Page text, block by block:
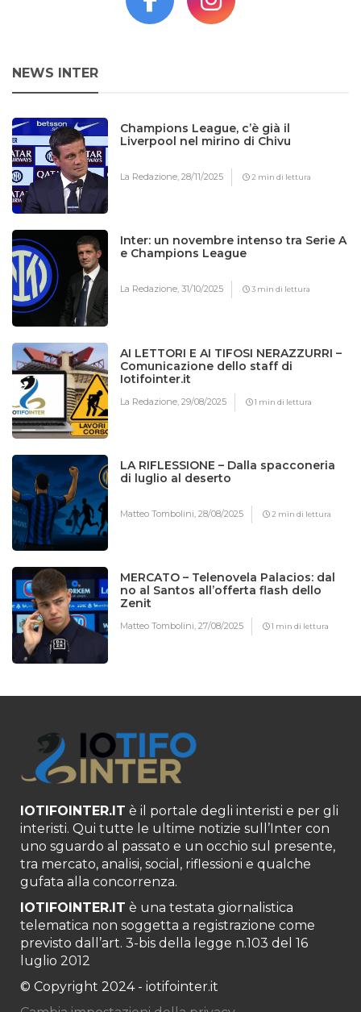
NEWS INTER
Champions League, c’è già il
Liverpool nel mirino di Chivu
La Redazione,28/11/2025 2 min di lettura
Inter: un novembre intenso tra Serie A
e Champions League
La Redazione,31/10/2025 3 min di lettura
AI LETTORI E AI TIFOSI NERAZZURRI –
Comunicazione dello staff di
Iotifointer.it
La Redazione,29/08/2025 1 min di lettura
LA RIFLESSIONE – Dalla spacconeria
di luglio al deserto
Matteo Tombolini,28/08/2025 2 min di lettura
MERCATO – Telenovela Palacios: dal
no al Santos all’offerta flash dello
Zenit
Matteo Tombolini,27/08/2025 1 min di lettura
IOTIFOINTER.IT è il portale degli interisti e per gli
interisti. Qui tutte le ultime notizie sull’Inter con
uno sguardo al passato e un occhio sul presente,
tra mercato, analisi, social, riflessioni e qualche
gufata alla concorrenza.
IOTIFOINTER.IT è una testata giornalistica
telematica non soggetta a registrazione come
previsto dall’art. 3-bis della legge n.103 del 16
luglio 2012
© Copyright 2024 - iotifointer.it